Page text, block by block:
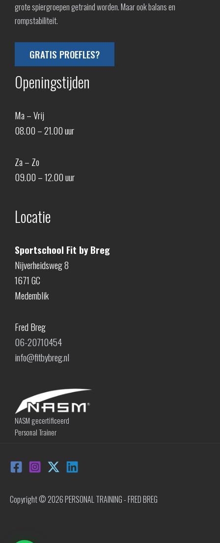
grote spiergroepen getraind worden. Maar ook balans en
rompstabiliteit.
GRATIS PROEFLES?
Openingstijden
Ma – Vrij
08.00 – 21.00 uur
Za – Zo
09.00 – 12.00 uur
Locatie
Sportschool Fit by Breg
Nijverheidsweg 8
1671 GC
Medemblik
Fred Breg
06-20710454
info@fitbybreg.nl
NASM gecertificeerd
Personal Trainer
Copyright © 2026 PERSONAL TRAINING - FRED BREG